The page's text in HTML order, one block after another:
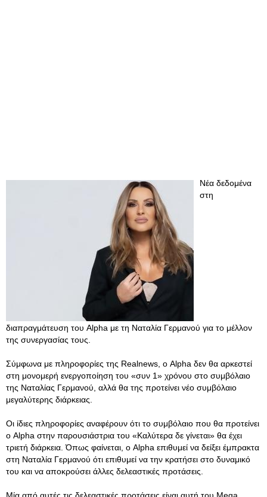
Νέα δεδομένα
στη
διαπραγμάτευση του Alpha με τη Ναταλία Γερμανού για το μέλλον
της συνεργασίας τους.
Σύμφωνα με πληροφορίες της Realnews, ο Alpha δεν θα αρκεστεί
στη μονομερή ενεργοποίηση του «συν 1» χρόνου στο συμβόλαιο
της Ναταλίας Γερμανού, αλλά θα της προτείνει νέο συμβόλαιο
μεγαλύτερης διάρκειας.
Οι ίδιες πληροφορίες αναφέρουν ότι το συμβόλαιο που θα προτείνει
ο Alpha στην παρουσιάστρια του «Καλύτερα δε γίνεται» θα έχει
τριετή διάρκεια. Όπως φαίνεται, ο Alpha επιθυμεί να δείξει έμπρακτα
στη Ναταλία Γερμανού ότι επιθυμεί να την κρατήσει στο δυναμικό
του και να αποκρούσει άλλες δελεαστικές προτάσεις.